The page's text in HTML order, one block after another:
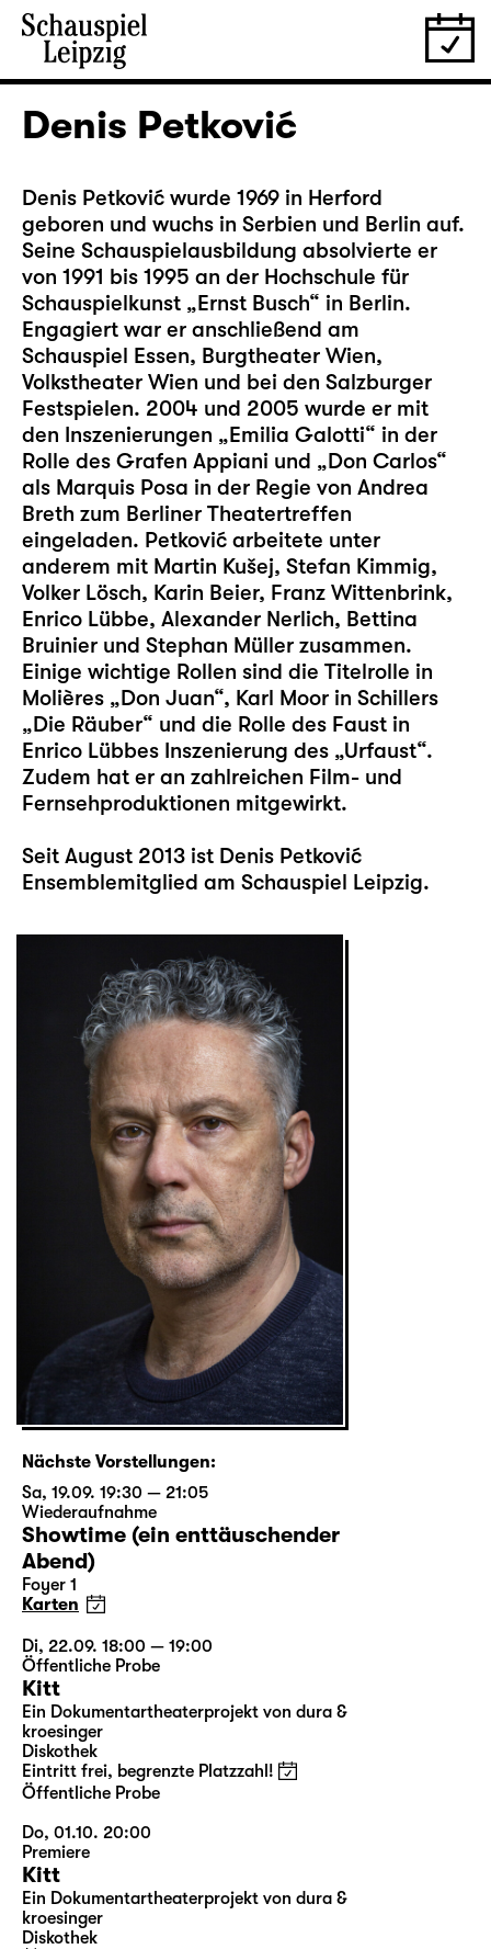
Denis Petković
Denis Petković wurde 1969 in Herford
geboren und wuchs in Serbien und Berlin auf.
Seine Schauspielausbildung absolvierte er
von 1991 bis 1995 an der Hochschule für
Schauspielkunst „Ernst Busch“ in Berlin.
Engagiert war er anschließend am
Schauspiel Essen, Burgtheater Wien,
Volkstheater Wien und bei den Salzburger
Festspielen. 2004 und 2005 wurde er mit
den Inszenierungen „Emilia Galotti“ in der
Rolle des Grafen Appiani und „Don Carlos“
als Marquis Posa in der Regie von Andrea
Breth zum Berliner Theatertreffen
eingeladen. Petković arbeitete unter
anderem mit Martin Kušej, Stefan Kimmig,
Volker Lösch, Karin Beier, Franz Wittenbrink,
Enrico Lübbe, Alexander Nerlich, Bettina
Bruinier und Stephan Müller zusammen.
Einige wichtige Rollen sind die Titelrolle in
Molières „Don Juan“, Karl Moor in Schillers
„Die Räuber“ und die Rolle des Faust in
Enrico Lübbes Inszenierung des „Urfaust“.
Zudem hat er an zahlreichen Film- und
Fernsehproduktionen mitgewirkt.
Seit August 2013 ist Denis Petković
Ensemblemitglied am Schauspiel Leipzig.
Nächste Vorstellungen:
Sa, 19.09. 19:30 — 21:05
Wiederaufnahme
Showtime (ein enttäuschender
Abend)
Foyer 1
Karten
Di, 22.09. 18:00 — 19:00
Öffentliche Probe
Kitt
Ein Dokumentartheaterprojekt von dura &
kroesinger
Diskothek
Eintritt frei, begrenzte Platzzahl!
Öffentliche Probe
Do, 01.10. 20:00
Premiere
Kitt
Ein Dokumentartheaterprojekt von dura &
kroesinger
Diskothek